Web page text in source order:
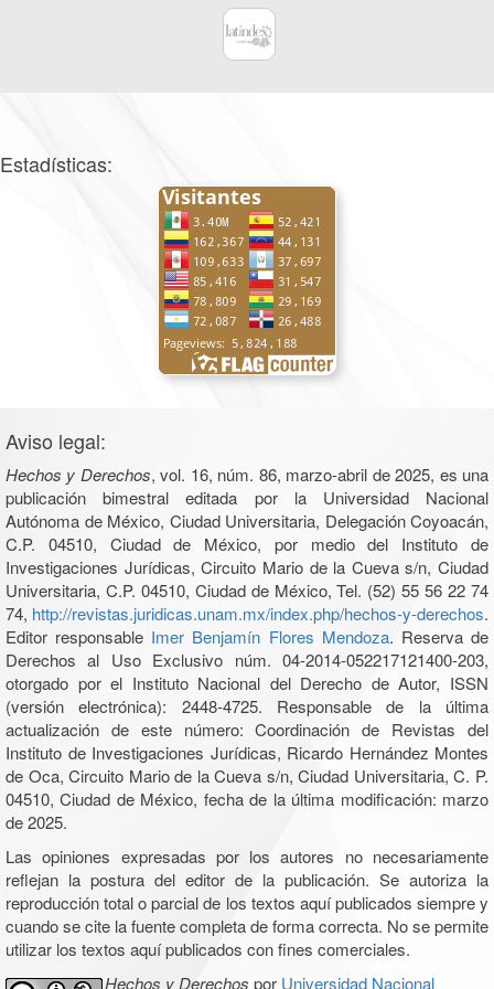
Estadísticas:
Aviso legal:
Hechos y Derechos, vol. 16, núm. 86, marzo-abril de 2025, es una
publicación bimestral editada por la Universidad Nacional
Autónoma de México, Ciudad Universitaria, Delegación Coyoacán,
C.P. 04510, Ciudad de México, por medio del Instituto de
Investigaciones Jurídicas, Circuito Mario de la Cueva s/n, Ciudad
Universitaria, C.P. 04510, Ciudad de México, Tel. (52) 55 56 22 74
74, http://revistas.juridicas.unam.mx/index.php/hechos-y-derechos.
Editor responsable Imer Benjamín Flores Mendoza. Reserva de
Derechos al Uso Exclusivo núm. 04-2014-052217121400-203,
otorgado por el Instituto Nacional del Derecho de Autor, ISSN
(versión electrónica): 2448-4725. Responsable de la última
actualización de este número: Coordinación de Revistas del
Instituto de Investigaciones Jurídicas, Ricardo Hernández Montes
de Oca, Circuito Mario de la Cueva s/n, Ciudad Universitaria, C. P.
04510, Ciudad de México, fecha de la última modificación: marzo
de 2025.
Las opiniones expresadas por los autores no necesariamente
reflejan la postura del editor de la publicación. Se autoriza la
reproducción total o parcial de los textos aquí publicados siempre y
cuando se cite la fuente completa de forma correcta. No se permite
utilizar los textos aquí publicados con fines comerciales.
Hechos y Derechos por Universidad Nacional